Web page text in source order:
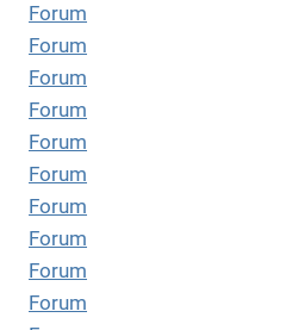
Forum
Forum
Forum
Forum
Forum
Forum
Forum
Forum
Forum
Forum